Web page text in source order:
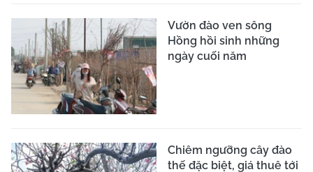
Vườn đào ven sông
Hồng hồi sinh những
ngày cuối năm
Chiêm ngưỡng cây đào
thế đặc biệt, giá thuê tới